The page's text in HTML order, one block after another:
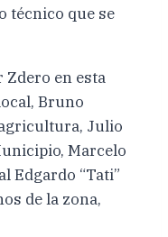
técnico que se
Zdero en esta
Bruno
Julio
Marcelo
Edgardo “Tati”
de la zona,